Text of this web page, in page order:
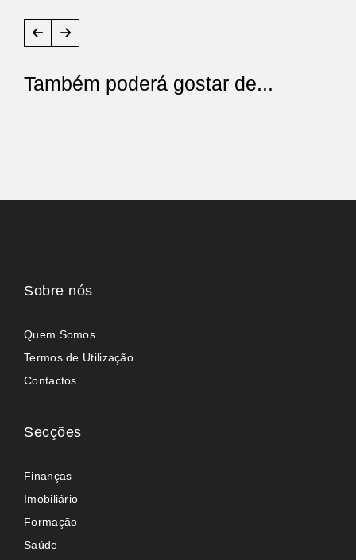
Também poderá gostar de...
Sobre nós
Quem Somos
Termos de Utilização
Contactos
Secções
Finanças
Imobiliário
Formação
Saúde